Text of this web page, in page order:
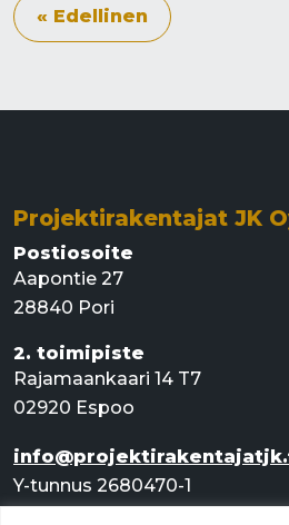
« Edellinen
Projektirakentajat JK
Postiosoite
Aapontie 27
28840 Pori
2. toimipiste
Rajamaankaari 14 T7
02920 Espoo
Y-tunnus 2680470-1